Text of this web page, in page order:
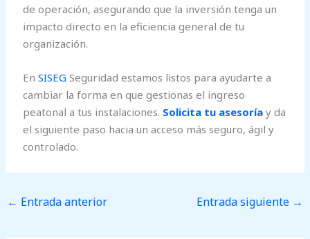
de operación, asegurando que la inversión tenga un
impacto directo en la eficiencia general de tu
organización.
EnSISEG Seguridad estamos listos para ayudarte a
cambiar la forma en que gestionas el ingreso
peatonal a tus instalaciones. Solicita tu asesoría y da
el siguiente paso hacia un acceso más seguro, ágil y
controlado.
← Entrada anterior Entrada siguiente →